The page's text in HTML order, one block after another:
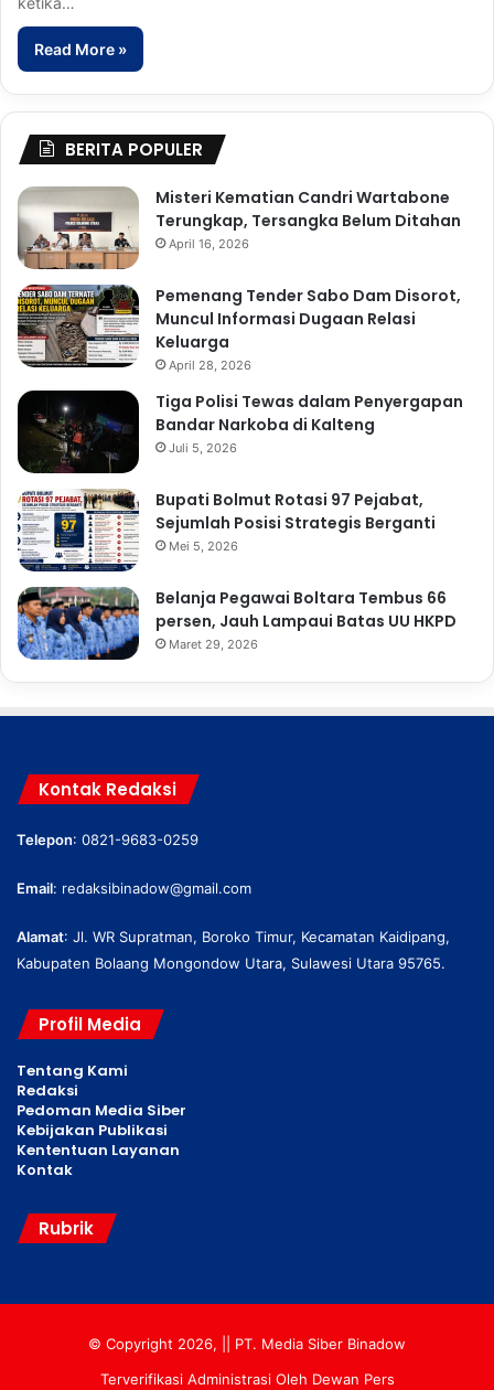
Read More »
BERITA POPULER
Misteri Kematian Candri Wartabone
Terungkap, Tersangka Belum Ditahan
April 16, 2026
Pemenang Tender Sabo Dam Disorot,
Muncul Informasi Dugaan Relasi
Keluarga
April 28, 2026
Tiga Polisi Tewas dalam Penyergapan
Bandar Narkoba di Kalteng
Juli 5, 2026
Bupati Bolmut Rotasi 97 Pejabat,
Sejumlah Posisi Strategis Berganti
Mei 5, 2026
Belanja Pegawai Boltara Tembus 66
persen, Jauh Lampaui Batas UU HKPD
Maret 29, 2026
Kontak Redaksi
Telepon: 0821-9683-0259
Email: redaksibinadow@gmail.com
Alamat: Jl. WR Supratman, Boroko Timur, Kecamatan Kaidipang,
Kabupaten Bolaang Mongondow Utara, Sulawesi Utara 95765.
Profil Media
Tentang Kami
Redaksi
Pedoman Media Siber
Kebijakan Publikasi
Kententuan Layanan
Kontak
Rubrik
© Copyright 2026, || PT. Media Siber Binadow
Terverifikasi Administrasi Oleh Dewan Pers